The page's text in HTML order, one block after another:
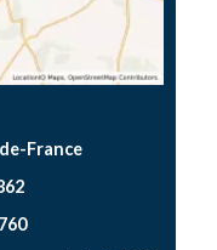
France